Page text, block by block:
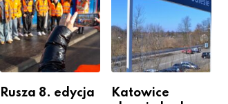
Rusza 8. edycja
Katowice